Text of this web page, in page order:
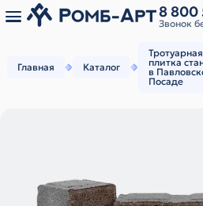
8 800
Звонок
Главная Каталог
Тротуарная
плитка
в
Посаде